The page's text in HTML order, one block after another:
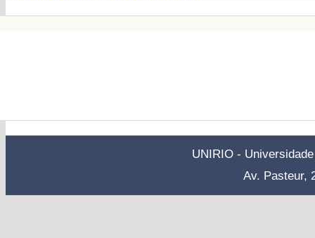
UNIRIO -
Av. Pasteur,